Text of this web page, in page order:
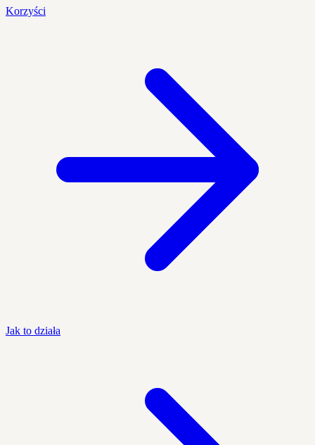
Korzyści
Jak to działa